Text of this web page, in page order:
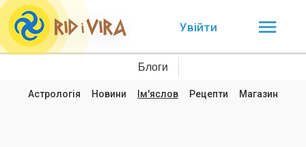
Увійти
Блоги
Астрологія Новини Ім'яслов Рецепти Магазин